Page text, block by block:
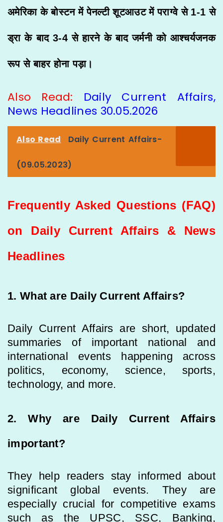
अमेरिका के बोस्टन में पेनल्टी शूटआउट में पराग्वे से 1-1 से
ड्रा के बाद 3-4 से हारने के बाद जर्मनी को आश्चर्यजनक
रूप से बाहर होना पड़ा।
Also Read:
Daily Current Affairs,
News Headlines 30.05.2026
Also Read Daily Current Affairs-
(09.05.2023)
Frequently Asked Questions (FAQ)
on Daily Current Affairs & News
Headlines
1. What are Daily Current Affairs?
Daily Current Affairs are short, updated
summaries of important national and
international events happening across
politics, economy, science, sports,
technology, and more.
2. Why are Daily Current Affairs
important?
They help readers stay informed about
significant global events. They are
especially crucial for competitive exams
such as the UPSC, SSC, Banking,